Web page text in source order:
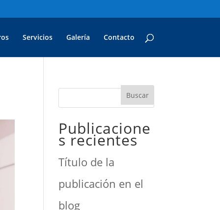
Servicios Galería Contacto
Publicacione
s recientes
Título de la
publicación en el
blog